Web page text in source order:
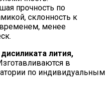
прочность по
склонность к
менее
лития,
в
по индивидуальным